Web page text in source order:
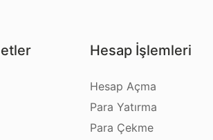
Hesap İşlemleri
Hesap Açma
Para Yatırma
Para Çekme